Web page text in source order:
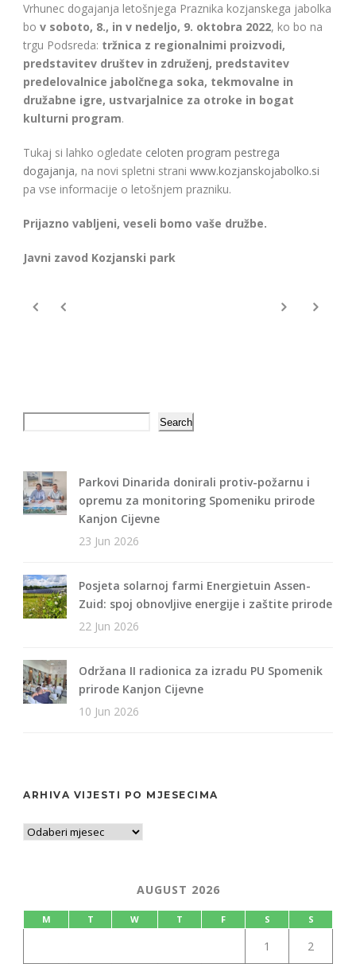
Vrhunec dogajanja letošnjega Praznika kozjanskega jabolka
bo v soboto, 8., in v nedeljo, 9. oktobra 2022, ko bo na
trgu Podsreda: tržnica z regionalnimi proizvodi,
predstavitev društev in združenj, predstavitev
predelovalnice jabolčnega soka, tekmovalne in
družabne igre, ustvarjalnice za otroke in bogat
kulturni program.
Tukaj si lahko ogledate celoten program pestrega
dogajanja, na novi spletni strani www.kozjanskojabolko.si
pa vse informacije o letošnjem prazniku.
Prijazno vabljeni, veseli bomo vaše družbe.
Javni zavod Kozjanski park
Search
Parkovi Dinarida donirali protiv-požarnu i
opremu za monitoring Spomeniku prirode
Kanjon Cijevne
23 Jun 2026
Posjeta solarnoj farmi Energietuin Assen-
Zuid: spoj obnovljive energije i zaštite prirode
22 Jun 2026
Održana II radionica za izradu PU Spomenik
prirode Kanjon Cijevne
10 Jun 2026
ARHIVA VIJESTI PO MJESECIMA
AUGUST 2026
M T W T F S S
1 2